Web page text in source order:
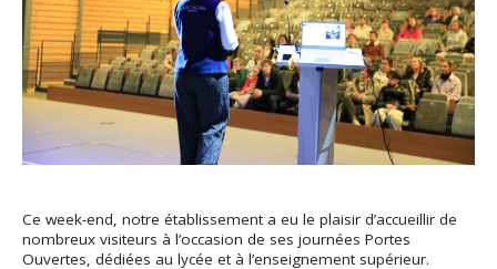
Ce week-end, notre établissement a eu le plaisir d’accueillir de
nombreux visiteurs à l’occasion de ses journées Portes
Ouvertes, dédiées au lycée et à l’enseignement supérieur.